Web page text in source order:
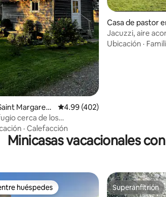
5, 524 reseñas
Margaret's
Calificación promedio: 4.99 de
4.99 (402)
cerca de los
de Dover
· Calefacción
Casa de pastor
n
Jacuzzi, aire
caballos,
Ubicación ·
Minicasas vacacionales
huéspedes preferido
huéspedes Superanfitrión
Superanfitrión